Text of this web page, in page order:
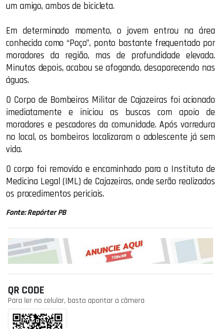
um amigo, ambos de bicicleta.
Em determinado momento, o jovem entrou na área
conhecida como “Poço”, ponto bastante frequentado por
moradores da região, mas de profundidade elevada.
Minutos depois, acabou se afogando, desaparecendo nas
águas.
O Corpo de Bombeiros Militar de Cajazeiras foi acionado
imediatamente e iniciou as buscas com apoio de
moradores e pescadores da comunidade. Após varredura
no local, os bombeiros localizaram o adolescente já sem
vida.
O corpo foi removido e encaminhado para o Instituto de
Medicina Legal (IML) de Cajazeiras, onde serão realizados
os procedimentos periciais.
Fonte: Repórter PB
QR CODE
Para ler no celular, basta apontar a câmera